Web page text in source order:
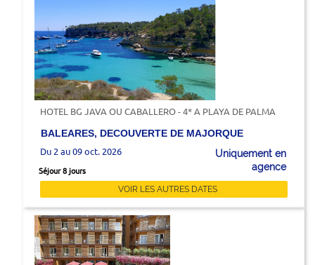
HOTEL BG JAVA OU CABALLERO - 4* A PLAYA DE PALMA
BALEARES, DECOUVERTE DE MAJORQUE
Du 2 au 09 oct. 2026
Séjour 8 jours
Uniquement en
agence
VOIR LES AUTRES DATES